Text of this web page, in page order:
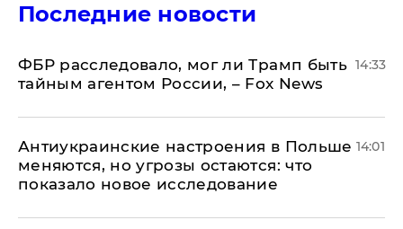
Последние новости
ФБР расследовало, мог ли Трамп быть
тайным агентом России, – Fox News
14:33
Антиукраинские настроения в Польше
меняются, но угрозы остаются: что
показало новое исследование
14:01